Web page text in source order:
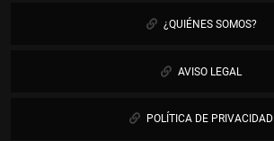
¿QUIÉNES SOMOS?
AVISO LEGAL
POLÍTICA DE PRIVACIDAD